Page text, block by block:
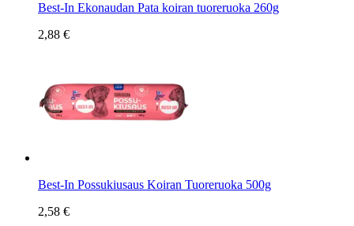
Best-In Ekonaudan Pata koiran tuoreruoka 260g
2,88 €
Best-In Possukiusaus Koiran Tuoreruoka 500g
2,58 €